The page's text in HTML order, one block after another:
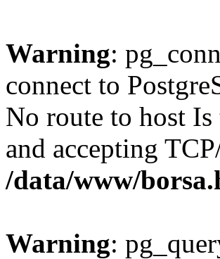
Warning:
connect to
No route to host
and accepting
/data/www/
Warning: